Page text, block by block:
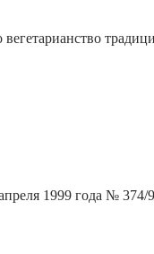
1999 года №